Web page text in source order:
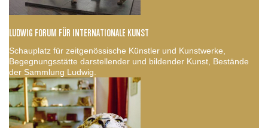
LUDWIG FORUM FÜR INTERNATIONALE KUNST
Schauplatz für zeitgenössische Künstler und Kunstwerke,
Begegnungsstätte darstellender und bildender Kunst, Bestände
der Sammlung Ludwig.